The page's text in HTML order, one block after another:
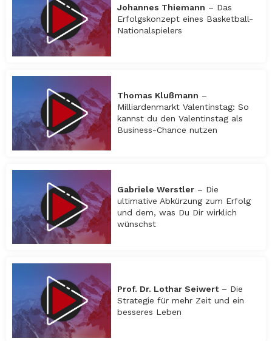
Johannes Thiemann – Das
Erfolgskonzept eines Basketball-
Nationalspielers
Thomas Klußmann –
Milliardenmarkt Valentinstag: So
kannst du den Valentinstag als
Business-Chance nutzen
Gabriele Werstler – Die
ultimative Abkürzung zum Erfolg
und dem, was Du Dir wirklich
wünschst
Prof. Dr. Lothar Seiwert– Die
Strategie für mehr Zeit und ein
besseres Leben